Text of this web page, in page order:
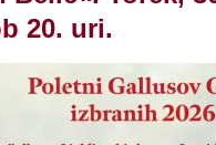
20. uri.